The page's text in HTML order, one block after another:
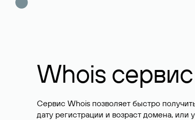
Whois сервис
Сервис Whois позволяет быстро
дату регистрации и возраст домена, или